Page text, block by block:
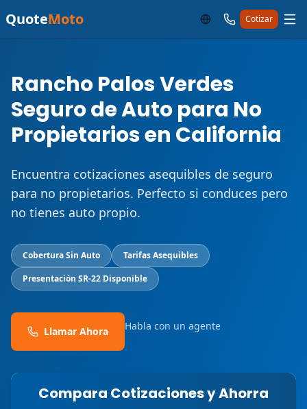
QuoteMoto Cotizar
Rancho Palos Verdes
Seguro de Auto para No
Propietarios en California
Encuentra cotizaciones asequibles de seguro
para no propietarios. Perfecto si conduces pero
no tienes auto propio.
Cobertura Sin Auto
Tarifas Asequibles
Presentación SR-22 Disponible
Llamar Ahora Habla con un agente
Compara Cotizaciones y Ahorra